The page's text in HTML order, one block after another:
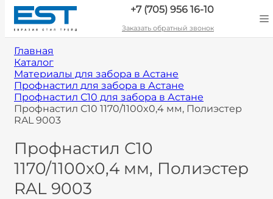
+7 (705) 956 16-10
Заказать обратный звонок
Главная
Каталог
Материалы для забора в Астане
Профнастил для забора в Астане
Профнастил С10 для забора в Астане
Профнастил С10 1170/1100x0,4 мм, Полиэстер
RAL 9003
Профнастил С10
1170/1100x0,4 мм, Полиэстер
RAL 9003